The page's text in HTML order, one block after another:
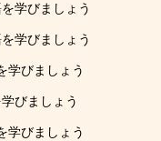
学びましょう
学びましょう
学びましょう
びましょう
学びましょう